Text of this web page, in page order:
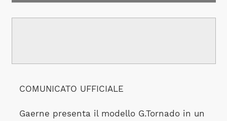
COMUNICATO UFFICIALE
Gaerne presenta il modello G.Tornado in un